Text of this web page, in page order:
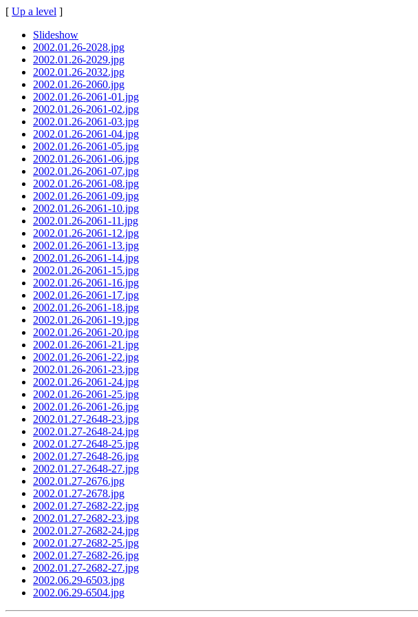
[ Up a level ]
Slideshow
2002.01.26-2028.jpg
2002.01.26-2029.jpg
2002.01.26-2032.jpg
2002.01.26-2060.jpg
2002.01.26-2061-01.jpg
2002.01.26-2061-02.jpg
2002.01.26-2061-03.jpg
2002.01.26-2061-04.jpg
2002.01.26-2061-05.jpg
2002.01.26-2061-06.jpg
2002.01.26-2061-07.jpg
2002.01.26-2061-08.jpg
2002.01.26-2061-09.jpg
2002.01.26-2061-10.jpg
2002.01.26-2061-11.jpg
2002.01.26-2061-12.jpg
2002.01.26-2061-13.jpg
2002.01.26-2061-14.jpg
2002.01.26-2061-15.jpg
2002.01.26-2061-16.jpg
2002.01.26-2061-17.jpg
2002.01.26-2061-18.jpg
2002.01.26-2061-19.jpg
2002.01.26-2061-20.jpg
2002.01.26-2061-21.jpg
2002.01.26-2061-22.jpg
2002.01.26-2061-23.jpg
2002.01.26-2061-24.jpg
2002.01.26-2061-25.jpg
2002.01.26-2061-26.jpg
2002.01.27-2648-23.jpg
2002.01.27-2648-24.jpg
2002.01.27-2648-25.jpg
2002.01.27-2648-26.jpg
2002.01.27-2648-27.jpg
2002.01.27-2676.jpg
2002.01.27-2678.jpg
2002.01.27-2682-22.jpg
2002.01.27-2682-23.jpg
2002.01.27-2682-24.jpg
2002.01.27-2682-25.jpg
2002.01.27-2682-26.jpg
2002.01.27-2682-27.jpg
2002.06.29-6503.jpg
2002.06.29-6504.jpg